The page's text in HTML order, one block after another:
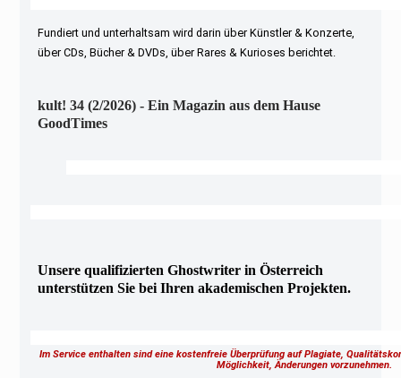
Fundiert und unterhaltsam wird darin über Künstler & Konzerte,
über CDs, Bücher & DVDs, über Rares & Kurioses berichtet.
kult! 34 (2/2026) - Ein Magazin aus dem Hause
GoodTimes
Unsere qualifizierten Ghostwriter in Österreich
unterstützen Sie bei Ihren akademischen Projekten.
Im Service enthalten sind eine kostenfreie Überprüfung auf Plagiate,
Möglichkeit, Änderungen vorzunehmen.